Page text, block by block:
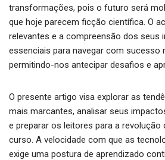
transformações, pois o futuro será
que hoje parecem ficção científica. O
relevantes e a compreensão dos seus
essenciais para navegar com sucesso
permitindo-nos antecipar desafios e
O presente artigo visa explorar as
mais marcantes, analisar seus
e preparar os leitores para a revolução
curso. A velocidade com que as
exige uma postura de aprendizado